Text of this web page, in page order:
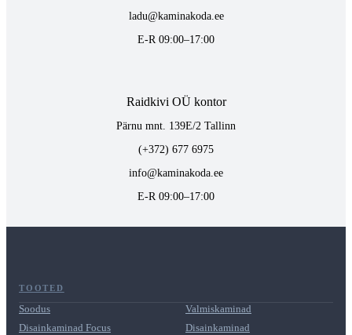
ladu@kaminakoda.ee
E-R 09:00–17:00
Raidkivi OÜ kontor
Pärnu mnt. 139E/2 Tallinn
(+372) 677 6975
info@kaminakoda.ee
E-R 09:00–17:00
TOOTED
Soodus
Valmiskaminad
Disainkaminad Focus
Disainkaminad